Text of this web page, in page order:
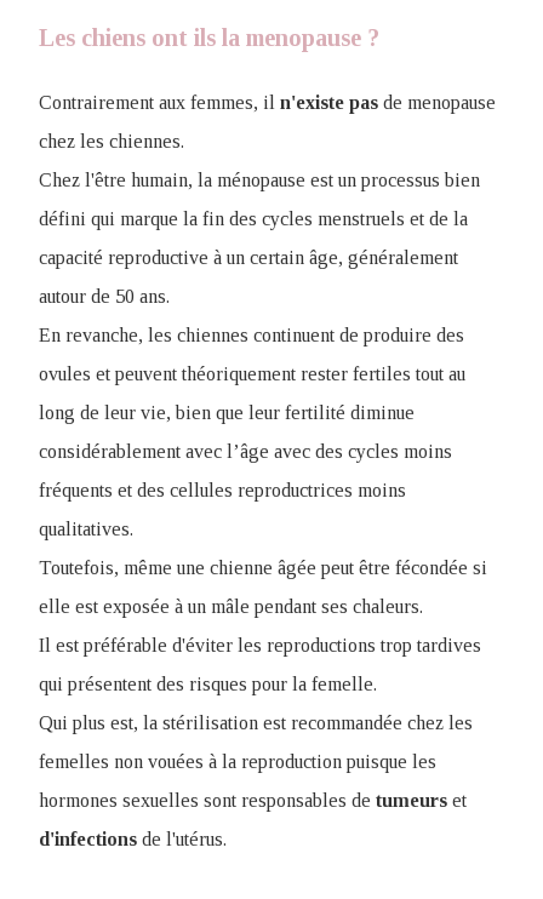
Les chiens ont ils la menopause ?
Contrairement aux femmes, il n'existe pas de menopause
chez les chiennes.
Chez l'être humain, la ménopause est un processus bien
défini qui marque la fin des cycles menstruels et de la
capacité reproductive à un certain âge, généralement
autour de 50 ans.
En revanche, les chiennes continuent de produire des
ovules et peuvent théoriquement rester fertiles tout au
long de leur vie, bien que leur fertilité diminue
considérablement avec l’âge avec des cycles moins
fréquents et des cellules reproductrices moins
qualitatives.
Toutefois, même une chienne âgée peut être fécondée si
elle est exposée à un mâle pendant ses chaleurs.
Il est préférable d'éviter les reproductions trop tardives
qui présentent des risques pour la femelle.
Qui plus est, la stérilisation est recommandée chez les
femelles non vouées à la reproduction puisque les
hormones sexuelles sont responsables de tumeurs et
d'infections de l'utérus.